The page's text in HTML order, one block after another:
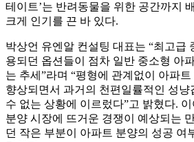
테이트’는 반려동물을 위한 공간까지
크게 인기를 끈 바 있다.
박상언 유엔알 컨설팅 대표는 “최고급
용되던 옵션들이 점차 일반 중소형 아
는 추세”라며 “평형에 관계없이 아파트
향상되면서 과거의 천편일률적인 성
수 없는 상황에 이르렀다”고 밝혔다.
분양 시장에 뜨거운 경쟁이 예상되는
던 작은 부분이 아파트 분양의 성공 여